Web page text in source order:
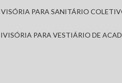
PARA SANITÁRIO
PARA VESTIÁRIO DE